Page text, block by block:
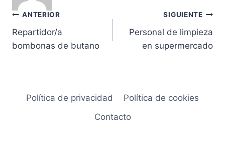
Navegación
de
ANTERIOR
Repartidor/a
bombonas de butano
SIGUIENTE
Personal de limpieza
en supermercado
Política de privacidad
Política de cookies
Contacto